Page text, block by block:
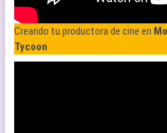
Creando tu productora de cine en
Tycoon